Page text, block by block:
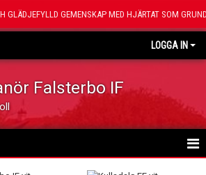
GLÄDJEFYLLD GEMENSKAP MED HJÄRTAT SOM
LOGGA IN
Falsterbo IF